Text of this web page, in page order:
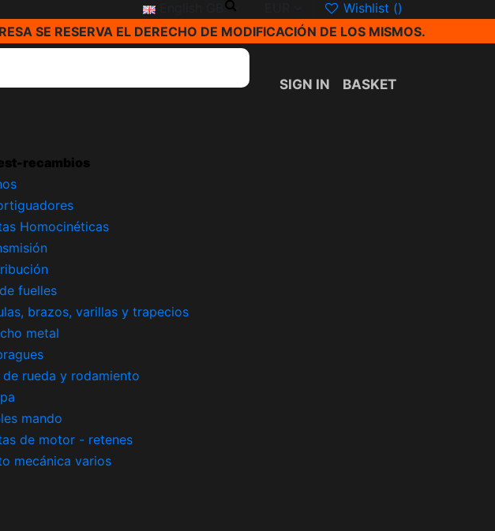
English GB Wishlist ()
SE RESERVA EL DERECHO DE MODIFICACIÓN DE LOS MISMOS.
SIGN IN BASKET
recambios
Homocinéticas
fuelles
brazos, varillas y trapecios
metal
de rueda y rodamiento
mando
de motor - retenes
mecánica varios